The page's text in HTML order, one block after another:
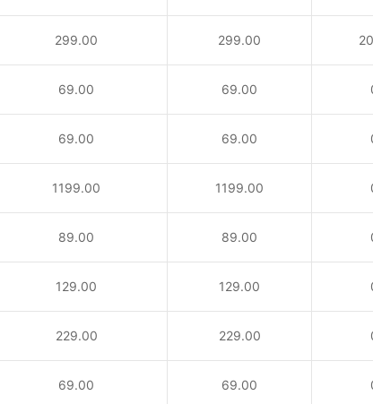
299.00 299.00
69.00 69.00
69.00 69.00
1199.00 1199.00
89.00 89.00
129.00 129.00
229.00 229.00
69.00 69.00